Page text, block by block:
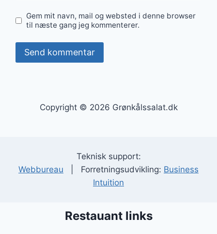
Gem mit navn, mail og websted i denne browser
til næste gang jeg kommenterer.
Copyright © 2026 Grønkålssalat.dk
Teknisk support:
Webbureau | Forretningsudvikling: Business
Intuition
Restauant links